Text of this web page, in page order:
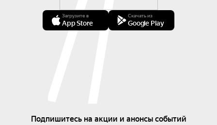
Загрузите в
App Store
Скачать из
Google Play
Подпишитесь на акции и анонсы событий